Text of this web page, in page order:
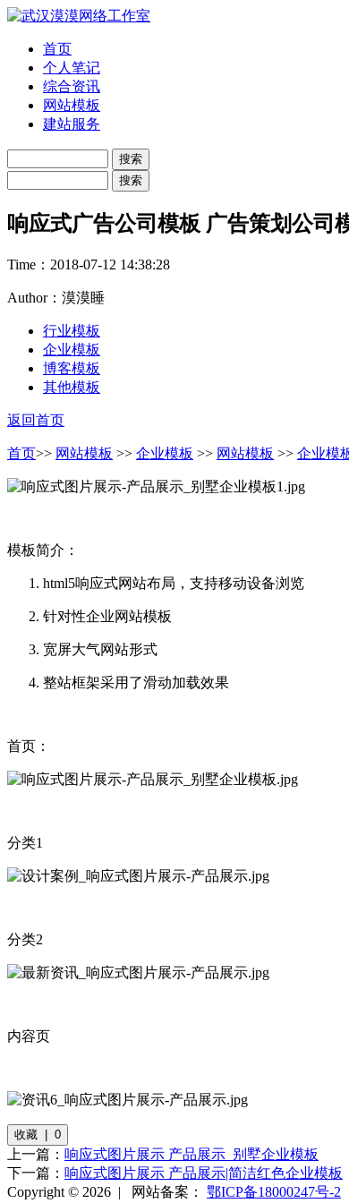
首页
个人笔记
综合资讯
网站模板
建站服务
响应式广告公司模板 广告策划公司
Time： 2018-07-12 14:38:28
Author：漠漠睡
行业模板
企业模板
博客模板
其他模板
返回首页
首页>> 网站模板 >> 企业模板 >> 网站模板 >> 企业模
模板简介：
html5响应式网站布局，支持移动设备浏览
针对性企业网站模板
宽屏大气网站形式
整站框架采用了滑动加载效果
首页：
分类1
分类2
内容页
收藏 | 0
上一篇： 响应式图片展示 产品展示_别墅企业模板
下一篇： 响应式图片展示 产品展示|简洁红色企业模板
Copyright © 2026 |
网站备案：
鄂ICP备18000247号-2